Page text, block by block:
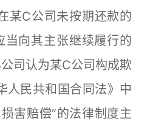
某C公司未按期还款的
当向其主张继续履行的
司认为某C公司构成欺
人民共和国合同法》中
害赔偿”的法律制度主